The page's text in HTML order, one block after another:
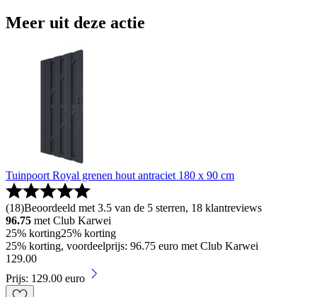
Meer uit deze actie
Tuinpoort Royal grenen hout antraciet 180 x 90 cm
(18)Beoordeeld met 3.5 van de 5 sterren, 18 klantreviews
96.75 met Club Karwei
25% korting25% korting
25% korting, voordeelprijs: 96.75 euro met Club Karwei
129.00
Prijs: 129.00 euro